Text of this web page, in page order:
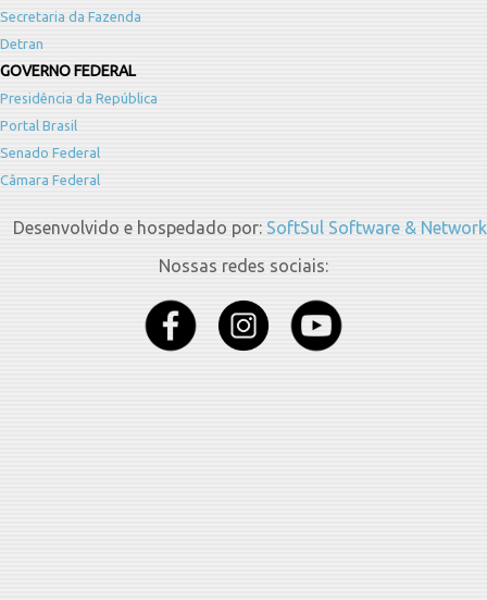
Secretaria da Fazenda
Detran
GOVERNO FEDERAL
Presidência da República
Portal Brasil
Senado Federal
Câmara Federal
Desenvolvido e hospedado por: SoftSul Software & Network
Nossas redes sociais: